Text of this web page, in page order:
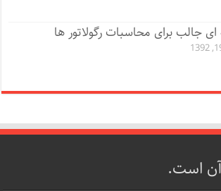
ای جالب برای محاسبات رگولاتور ها
است.